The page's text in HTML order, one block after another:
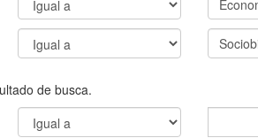
de busca.